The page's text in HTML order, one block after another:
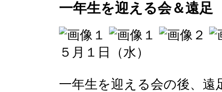
一年生を迎える会＆遠足
５月１日（水）
一年生を迎える会の後、遠